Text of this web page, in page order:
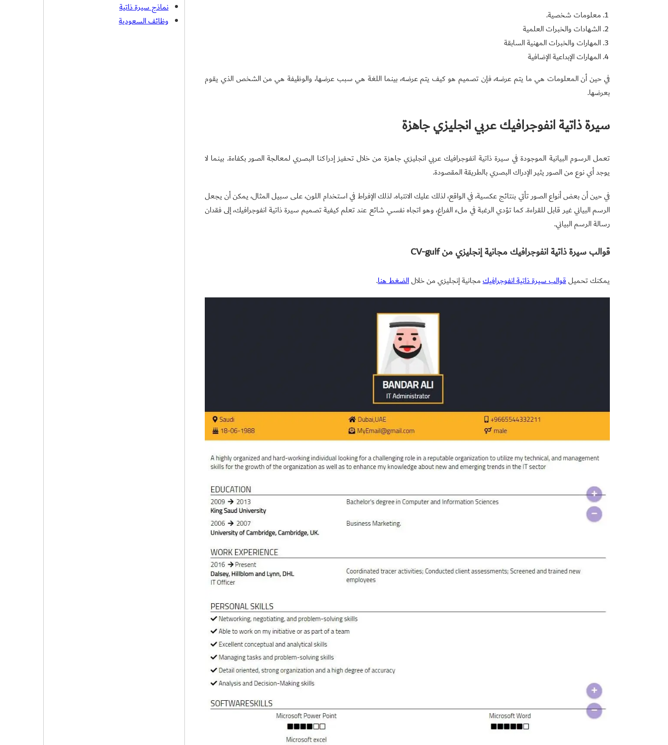
معلومات شخصية.
الشهادات والخبرات العلمية
المهارات والخبرات المهنية السابقة
المهارات الإبداعية الإضافية
في حين أن المعلومات هي ما يتم عرضه، فإن تصميم هو كيف يتم عرضه، بينما اللغة هي سبب عرضها، والوظيفة هي من الشخص الذي يقوم
بعرضها.
سيرة ذاتية انفوجرافيك عربي انجليزي جاهزة
تعمل الرسوم البيانية الموجودة في سيرة ذاتية انفوجرافيك عربي انجليزي جاهزة من خلال تحفيز إدراكنا البصري لمعالجة الصور بكفاءة. بينما لا
يوجد أي نوع من الصور يثير الإدراك البصري بالطريقة المقصودة.
في حين أن بعض أنواع الصور تأتي بنتائج عكسية، في الواقع، لذلك عليك الانتباه. لذلك الإفراط في استخدام اللون، على سبيل المثال، يمكن أن يجعل
الرسم البياني غير قابل للقراءة. كما تؤدي الرغبة في ملء الفراغ، وهو اتجاه نفسي شائع عند تعلم كيفية تصميم سيرة ذاتية انفوجرافيك، إلى فقدان
رسالة الرسم البياني.
قوالب سيرة ذاتية انفوجرافيك مجانية إنجليزي من CV-gulf
يمكنك تحميلقوالب سيرة ذاتية انفوجرافيكمجانية إنجليزي من خلالالضغط هنا.
نماذج سيرة ذاتية
وظائف السعودية